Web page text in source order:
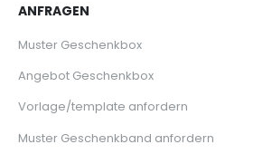
ANFRAGEN
Muster Geschenkbox
Angebot Geschenkbox
Vorlage/template anfordern
Muster Geschenkband anfordern